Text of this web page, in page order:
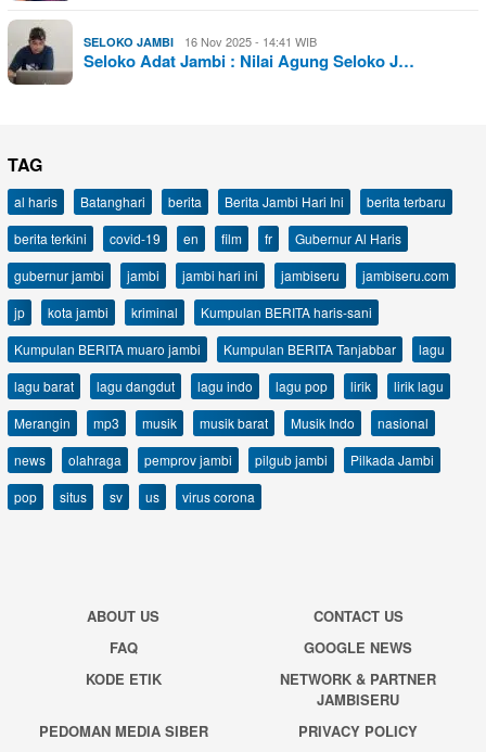
SELOKO JAMBI 16 Nov 2025 - 14:41 WIB
Seloko Adat Jambi : Nilai Agung Seloko J…
TAG
al haris Batanghari berita Berita Jambi Hari Ini
berita terbaru
berita terkini
covid-19 en film fr
Gubernur Al Haris
gubernur jambi
jambi jambi hari ini jambiseru
jambiseru.com
jp
kota jambi kriminal
Kumpulan BERITA haris-sani
Kumpulan BERITA muaro jambi
Kumpulan BERITA Tanjabbar
lagu
lagu barat
lagu dangdut lagu indo lagu pop lirik
lirik lagu
Merangin
mp3 musik musik barat Musik Indo
nasional
news
olahraga pemprov jambi pilgub jambi
Pilkada Jambi
pop
situs sv us virus corona
ABOUT US
CONTACT US
FAQ
GOOGLE NEWS
KODE ETIK
NETWORK & PARTNER
JAMBISERU
PEDOMAN MEDIA SIBER
PRIVACY POLICY